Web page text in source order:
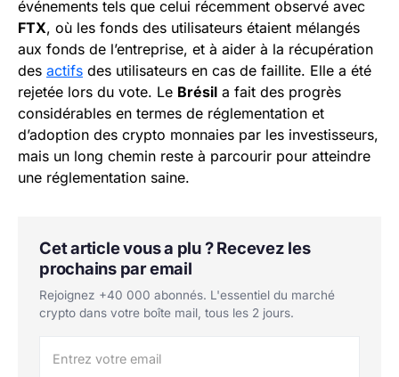
événements tels que celui récemment observé avec
FTX, où les fonds des utilisateurs étaient mélangés
aux fonds de l’entreprise, et à aider à la récupération
des actifs des utilisateurs en cas de faillite. Elle a été
rejetée lors du vote. Le Brésil a fait des progrès
considérables en termes de réglementation et
d’adoption des crypto monnaies par les investisseurs,
mais un long chemin reste à parcourir pour atteindre
une réglementation saine.
Cet article vous a plu ? Recevez les
prochains par email
Rejoignez +40 000 abonnés. L'essentiel du marché
crypto dans votre boîte mail, tous les 2 jours.